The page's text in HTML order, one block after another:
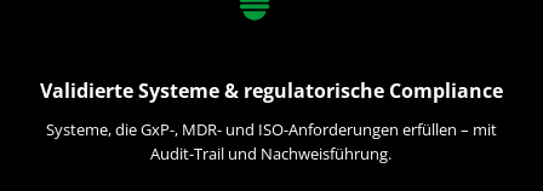
Validierte Systeme & regulatorische Compliance
Systeme, die GxP-, MDR- und ISO-Anforderungen erfüllen – mit
Audit-Trail und Nachweisführung.